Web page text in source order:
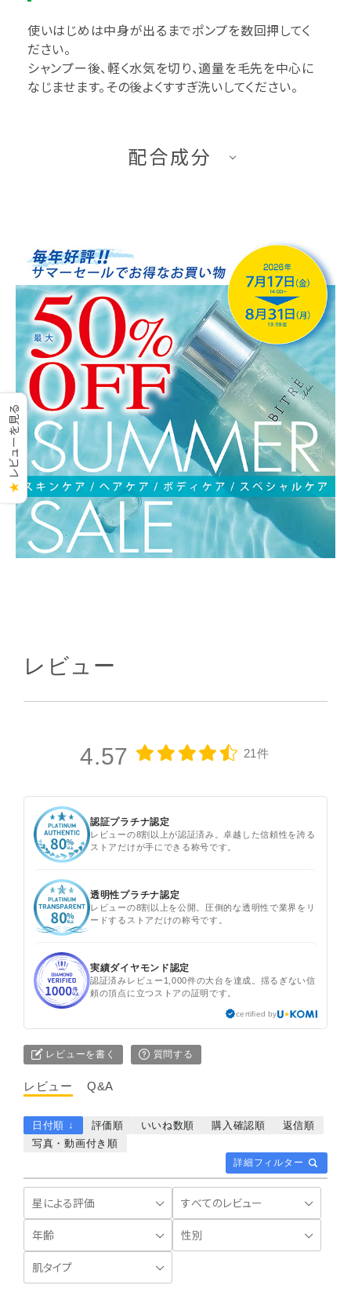
使いはじめは中身が出るまでポンプを数回押してく
ださい。
シャンプー後、軽く水気を切り、適量を毛先を中心に
なじませます。その後よくすすぎ洗いしてください。
配合成分
レビュー
4.57 21件
認証プラチナ認定
レビューの8割以上が認証済み。卓越した信頼性を誇る
ストアだけが手にできる称号です。
透明性プラチナ認定
レビューの8割以上を公開。圧倒的な透明性で業界をリ
ードするストアだけの称号です。
実績ダイヤモンド認定
認証済みレビュー1,000件の大台を達成。揺るぎない信
頼の頂点に立つストアの証明です。
certified by
レビューを書く 質問する
レビュー Q&A
詳細フィルター
日付順 ↓ 評価順 いいね数順 購入確認順
返信順
写真・動画付き順
★
レビューを見る